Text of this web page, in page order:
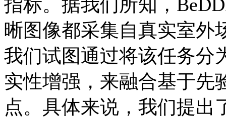
指标。据我们所知，
晰图像都采集自真实室外
我们试图通过将该任务分
实性增强，来融合基于先
点。具体来说，我们提出